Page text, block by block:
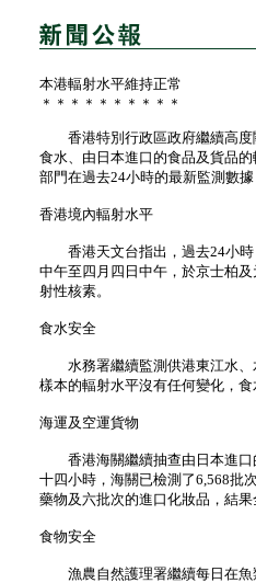
本港輻射水平維持正常
＊＊＊＊＊＊＊＊＊＊
香港特別行政區政府繼續高度
食水、由日本進口的食品及貨品
部門在過去24小時的最新監測數據
香港境內輻射水平
香港天文台指出，過去24小時
中午至四月四日中午，於京士柏
射性核素。
食水安全
水務署繼續監測供港東江水、
樣本的輻射水平沒有任何變化，食
海運及空運貨物
香港海關繼續抽查由日本進口
十四小時，海關已檢測了6,568批
藥物及六批次的進口化妝品，結果
食物安全
漁農自然護理署繼續每日在魚